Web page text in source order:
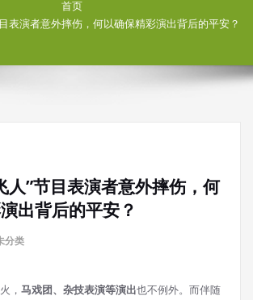
首页
表演者意外摔伤，何以确保精彩演出背后的平安？
人”节目表演者意外摔伤，何
出背后的平安？
分类
， 马戏团、杂技表演等演出也不例外。而伴随